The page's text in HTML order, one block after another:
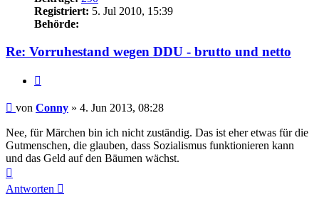
Registriert: 5. Jul 2010, 15:39
Behörde:
Re: Vorruhestand wegen DDU - brutto und netto
Beitrag
von Conny » 4. Jun 2013, 08:28
Nee, für Märchen bin ich nicht zuständig. Das ist eher etwas für die
Gutmenschen, die glauben, dass Sozialismus funktionieren kann
und das Geld auf den Bäumen wächst.
oben
Antworten